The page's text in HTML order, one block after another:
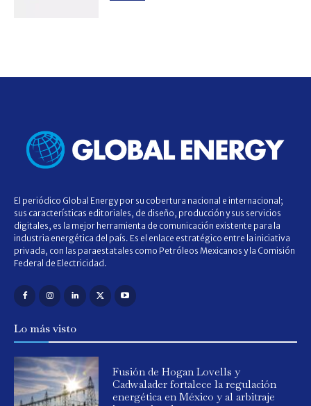
El periódico Global Energy por su cobertura nacional e internacional;
sus características editoriales, de diseño, producción y sus servicios
digitales, es la mejor herramienta de comunicación existente para la
industria energética del país. Es el enlace estratégico entre la iniciativa
privada, con las paraestatales como Petróleos Mexicanos y la Comisión
Federal de Electricidad.
Lo más visto
Fusión de Hogan Lovells y
Cadwalader fortalece la regulación
energética en México y al arbitraje